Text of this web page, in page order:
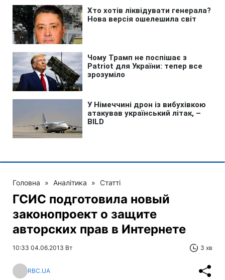
Головна » Аналітика » Статті
ГСИС подготовила новый
законопроект о защите
авторских прав в Интернете
10:33 04.06.2013 Вт 3 хв
RBC.UA